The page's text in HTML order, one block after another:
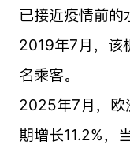
已接近疫情前的
2019年7月，该
名乘客。
2025年7月，欧
期增长11.2%，